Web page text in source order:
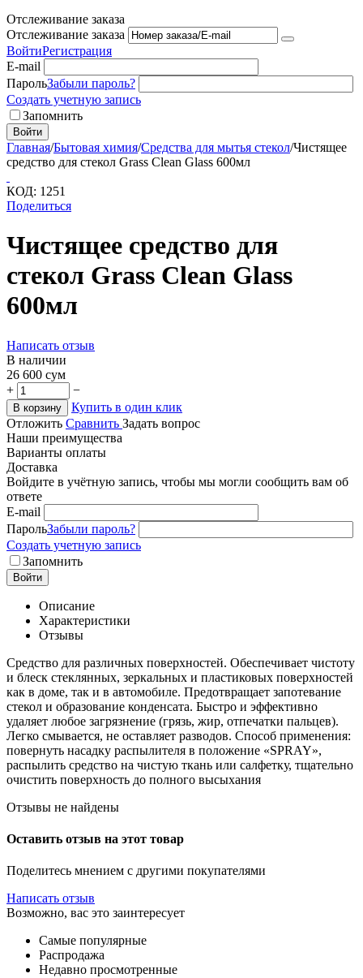
Отслеживание заказа
Отслеживание заказа
ВойтиРегистрация
E-mail
ПарольЗабыли пароль?
Создать учетную запись
Запомнить
Войти
Главная/Бытовая химия/Средства для мытья стекол/Чистящее
средство для стекол Grass Clean Glass 600мл
КОД: 1251
Поделиться
Чистящее средство для
стекол Grass Clean Glass
600мл
Написать отзыв
В наличии
26 600 сум
+
−
В корзину
Купить в один клик
Отложить Сравнить Задать вопрос
Наши преимущества
Варианты оплаты
Доставка
Войдите в учётную запись, чтобы мы могли сообщить вам об
ответе
E-mail
ПарольЗабыли пароль?
Создать учетную запись
Запомнить
Войти
Описание
Характеристики
Отзывы
Средство для различных поверхностей. Обеспечивает чистоту
и блеск стеклянных, зеркальных и пластиковых поверхностей
как в доме, так и в автомобиле. Предотвращает запотевание
стекол и образование конденсата. Быстро и эффективно
удаляет любое загрязнение (грязь, жир, отпечатки пальцев).
Легко смывается, не оставляет разводов. Способ применения:
повернуть насадку распылителя в положение «SPRAY»,
распылить средство на чистую ткань или салфетку, тщательно
очистить поверхность до полного высыхания
Отзывы не найдены
Оставить отзыв на этот товар
Поделитесь мнением с другими покупателями
Написать отзыв
Возможно, вас это заинтересует
Самые популярные
Распродажа
Недавно просмотренные